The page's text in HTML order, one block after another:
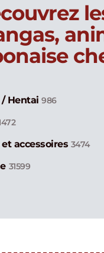
Hentai986
accessoires 3474
31599